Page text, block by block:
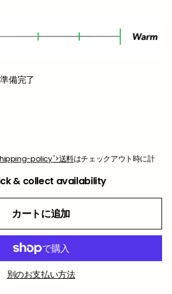
備完了
policy '>送料はチェックアウト時に計
& collect availability
カートに追加
別のお支払い方法